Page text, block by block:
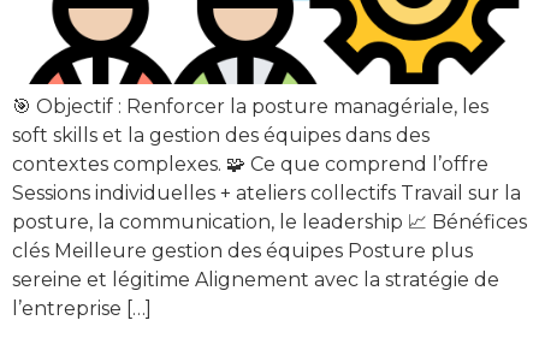
🎯 Objectif : Renforcer la posture managériale, les
soft skills et la gestion des équipes dans des
contextes complexes. 🧩 Ce que comprend l’offre
Sessions individuelles + ateliers collectifs Travail sur la
posture, la communication, le leadership 📈 Bénéfices
clés Meilleure gestion des équipes Posture plus
sereine et légitime Alignement avec la stratégie de
l’entreprise […]